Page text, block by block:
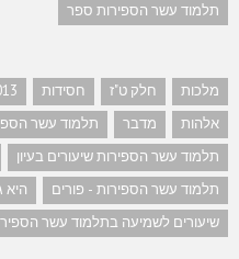
תלמוד עשר הספירות ספר
מלכות חלק ט"ז חסידות
אלהות
מדבר
תלמוד עשר
תלמוד עשר הספירות שיעורים בעיון
תלמוד עשר הספירות - פורים
היא
שיעורים לשמיעה בתלמוד עשר